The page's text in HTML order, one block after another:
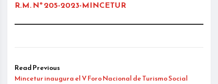
R.M. Nº 205-2023-MINCETUR
Read Previous
Mincetur inaugura el V Foro Nacional de Turismo Social